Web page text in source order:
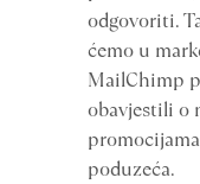
odgovoriti.
ćemo u
MailChimp
obavjestili o
poduzeća.